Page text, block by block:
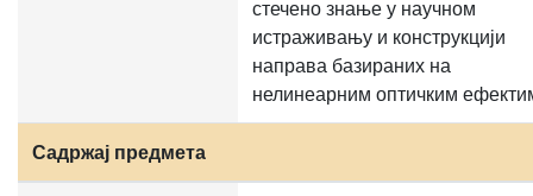
стечено знање у научном
истраживању и конструкцији
направа базираних на
нелинеарним оптичким
Садржај предмета